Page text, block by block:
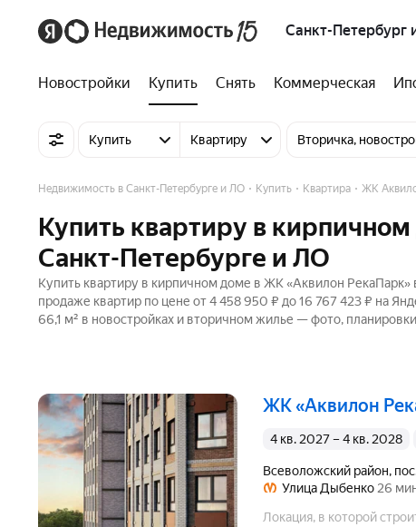
Санкт-Петербург
Новостройки Купить Снять Коммерческая
Купить Квартиру Вторичка,
Недвижимость в Санкт-Петербурге и ЛО Купить Квартира ЖК
Купить квартиру в
Санкт-Петербурге и ЛО
Купить квартиру в кирпичном доме в ЖК «Аквилон
продаже квартир по цене от 4 458 950 ₽ до 16 767 423 ₽ на
66,1 м² в новостройках и вторичном жилье — фото,
ЖК «Аквилон
4 кв. 2027 – 4 кв. 2028
Улица Дыбенко 26
Всеволожский район,
Локация, в которой